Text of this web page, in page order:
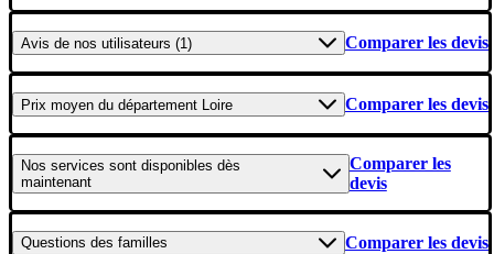
Avis de nos utilisateurs (1) Comparer les devis
Prix moyen du département Loire Comparer les devis
Nos services sont disponibles dès
maintenant
Comparer les
devis
Questions des familles Comparer les devis